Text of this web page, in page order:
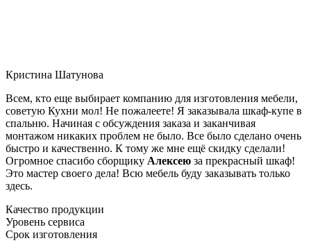
Кристина Шатунова
Всем, кто еще выбирает компанию для изготовления мебели,
советую Кухни мол! Не пожалеете! Я заказывала шкаф-купе в
спальню. Начиная с обсуждения заказа и заканчивая
монтажом никаких проблем не было. Все было сделано очень
быстро и качественно. К тому же мне ещё скидку сделали!
Огромное спасибо сборщику Алексею за прекрасный шкаф!
Это мастер своего дела! Всю мебель буду заказывать только
здесь.
Качество продукции
Уровень сервиса
Срок изготовления